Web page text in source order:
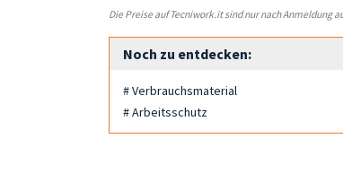
Die Preise auf Tecniwork.it sind nur nach Anmeldung
Noch zu entdecken:
# Verbrauchsmaterial
# Arbeitsschutz